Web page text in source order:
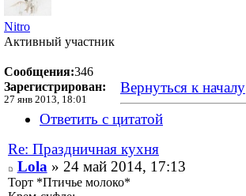
Nitro
Активный участник
Сообщения:346
Зарегистрирован:
27 янв 2013, 18:01
Вернуться к началу
Ответить с цитатой
Re: Праздничная кухня
Lola » 24 май 2014, 17:13
Торт *Птичье молоко*